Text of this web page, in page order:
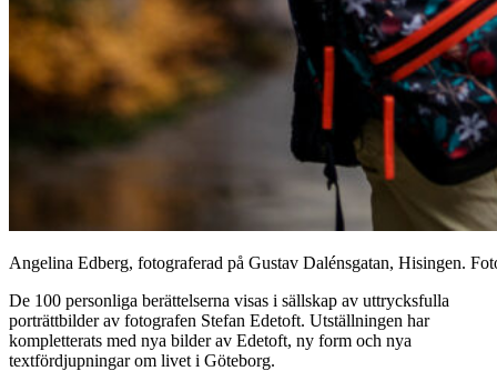
Angelina Edberg, fotograferad på Gustav Dalénsgatan, Hisingen.
De 100 personliga berättelserna visas i sällskap av uttrycksfulla
porträttbilder av fotografen Stefan Edetoft. Utställningen har
kompletterats med nya bilder av Edetoft, ny form och nya
textfördjupningar om livet i Göteborg.